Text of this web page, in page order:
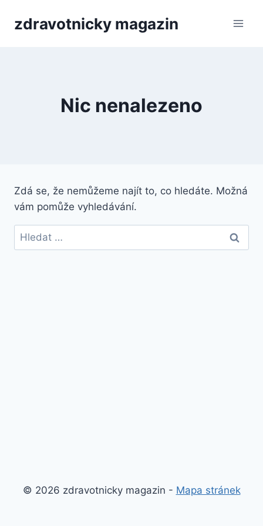
zdravotnicky magazin
Nic nenalezeno
Zdá se, že nemůžeme najít to, co hledáte. Možná
vám pomůže vyhledávání.
Vyhledávání
© 2026 zdravotnicky magazin - Mapa stránek